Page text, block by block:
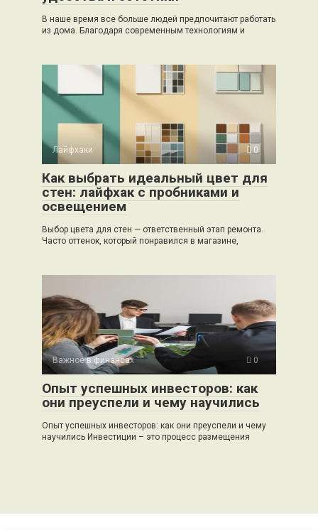
В наше время все больше людей предпочитают работать
из дома. Благодаря современным технологиям и
Лайфхаки 0
Как выбрать идеальный цвет для
стен: лайфхак с пробниками и
освещением
Выбор цвета для стен — ответственный этап ремонта.
Часто оттенок, который понравился в магазине,
Важное в финансах 0
Опыт успешных инвесторов: как
они преуспели и чему научились
Опыт успешных инвесторов: как они преуспели и чему
научились Инвестиции – это процесс размещения